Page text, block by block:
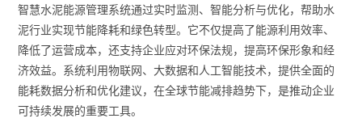
智慧水泥能源管理系统通过实时监测、智能分析与优化，帮助水
泥行业实现节能降耗和绿色转型。它不仅提高了能源利用效率、
降低了运营成本，还支持企业应对环保法规，提高环保形象和经
济效益。系统利用物联网、大数据和人工智能技术，提供全面的
能耗数据分析和优化建议，在全球节能减排趋势下，是推动企业
可持续发展的重要工具。